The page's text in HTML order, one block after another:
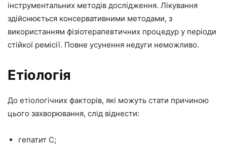
інструментальних методів дослідження. Лікування
здійснюється консервативними методами, з
використанням фізіотерапевтичних процедур у періоди
стійкої ремісії. Повне усунення недуги неможливо.
Етіологія
До етіологічних факторів, які можуть стати причиною
цього захворювання, слід віднести:
гепатит С;